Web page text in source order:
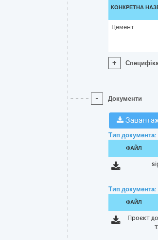
КОНКРЕТНА
Цемент
+
- Документи
Тип документа:
ФАЙЛ
Тип документа:
ФАЙЛ
Проєкт